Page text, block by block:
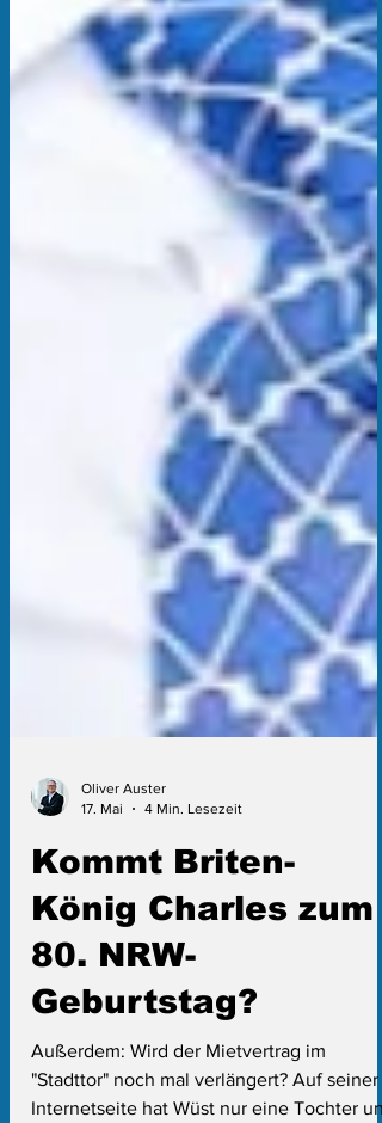
17. Mai
4 Min. Lesezeit
Kommt Briten-
König Charles zum
80. NRW-
Geburtstag?
Außerdem: Wird der Mietvertrag im